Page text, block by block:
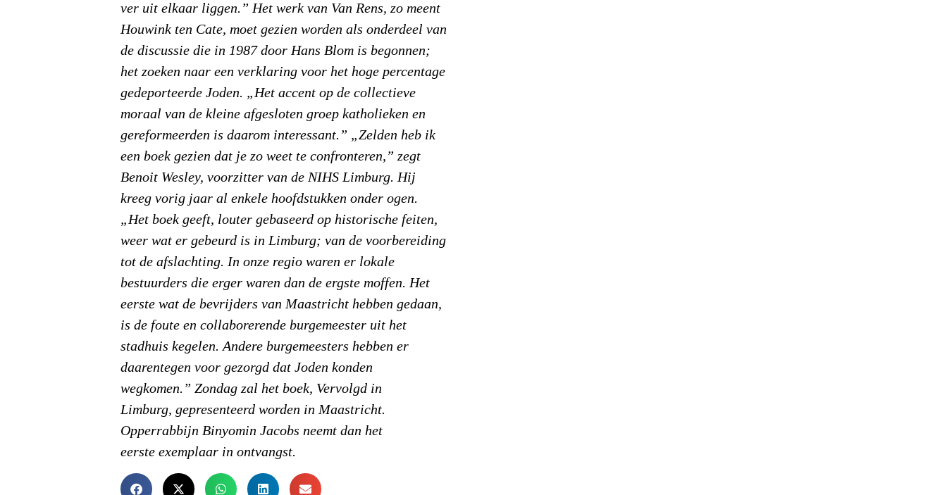
ver uit elkaar liggen.” Het werk van Van Rens, zo meent
Houwink ten Cate, moet gezien worden als onderdeel van
de discussie die in 1987 door Hans Blom is begonnen;
het zoeken naar een verklaring voor het hoge percentage
gedeporteerde Joden. „Het accent op de collectieve
moraal van de kleine afgesloten groep katholieken en
gereformeerden is daarom interessant.” „Zelden heb ik
een boek gezien dat je zo weet te confronteren,” zegt
Benoit Wesley, voorzitter van de NIHS Limburg. Hij
kreeg vorig jaar al enkele hoofdstukken onder ogen.
„Het boek geeft, louter gebaseerd op historische feiten,
weer wat er gebeurd is in Limburg; van de voorbereiding
tot de afslachting. In onze regio waren er lokale
bestuurders die erger waren dan de ergste moffen. Het
eerste wat de bevrijders van Maastricht hebben gedaan,
is de foute en collaborerende burgemeester uit het
stadhuis kegelen. Andere burgemeesters hebben er
daarentegen voor gezorgd dat Joden konden
wegkomen.” Zondag zal het boek, Vervolgd in
Limburg, gepresenteerd worden in Maastricht.
Opperrabbijn Binyomin Jacobs neemt dan het
eerste exemplaar in ontvangst.